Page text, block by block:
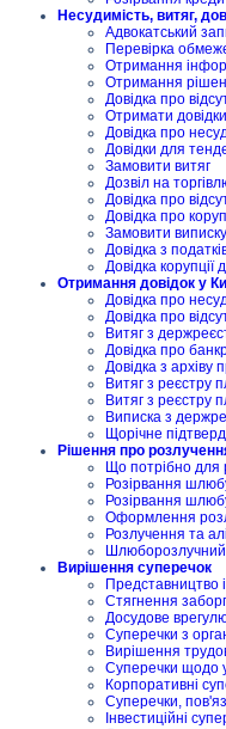
Несудимість, витяг,
Адвокатський
Перевірка
Отримання
Отримання
Довідка про
Отримати
Довідка про
Довідки для
Замовити витяг
Дозвіл на
Довідка про
Довідка про
Замовити виписку
Довідка з
Довідка корупції
Отримання довідок у
Довідка про
Довідка про
Витяг з
Довідка про
Довідка з архіву
Витяг з реєстру
Витяг з реєстру
Виписка з
Щорічне
Рішення про
Що потрібно для
Розірвання
Розірвання
Оформлення
Розлучення та
Вирішення суперечок
Представництво
Стягнення
Досудове
Суперечки з
Вирішення
Суперечки щодо
Корпоративні
Суперечки,
Інвестиційні